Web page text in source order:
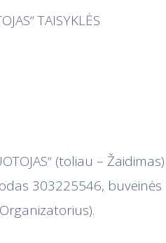
TAISYKLĖS
(toliau –
303225546,